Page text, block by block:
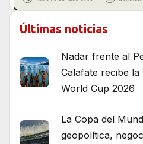
Últimas noticias
Nadar frente al
Calafate recibe
World Cup 2026
La Copa del
geopolítica,